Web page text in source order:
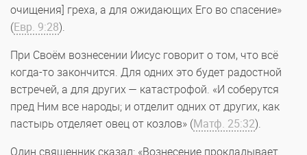
очищения] греха, а для ожидающих Его во спасение»
(Евр. 9:28).
При Своём вознесении Иисус говорит о том, что всё
когда-то закончится. Для одних это будет радостной
встречей, а для других — катастрофой. «И соберутся
пред Ним все народы; и отделит одних от других, как
пастырь отделяет овец от козлов» (Матф. 25:32).
Один священник сказал: «Вознесение прокладывает